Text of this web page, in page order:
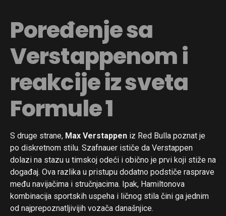
Poređenje sa
Verstappenom i
reakcije iz sveta
Formule 1
S druge strane, Max Verstappen iz Red Bulla poznat je
po diskretnom stilu. Szafnauer ističe da Verstappen
dolazi na stazu u timskoj odeći i obično je prvi koji stiže na
događaj. Ova razlika u pristupu dodatno podstiče rasprave
među navijačima i stručnjacima. Ipak, Hamiltonova
kombinacija sportskih uspeha i ličnog stila čini ga jednim
od najprepoznatljivijih vozača današnjice.